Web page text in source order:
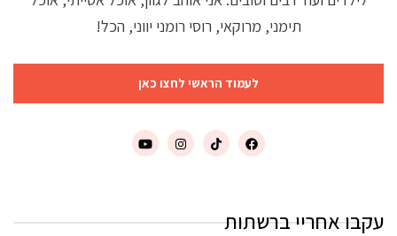
תימני, מרוקאי, רוסי רומני יווני, הכל!
לעמוד הראשי לחצו כאן
עקבו אחריי ברשתות